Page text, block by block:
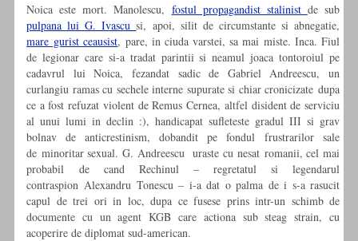
Noica este mort. Manolescu, fostul propagandist stalinist de sub
pulpana lui G. Ivascusi, apoi, silit de circumstante si abnegatie,
mare gurist ceausist, pare, in ciuda varstei, sa mai miste. Inca. Fiul
de legionar care si-a tradat parintii si neamul joaca tontoroiul pe
cadavrul lui Noica, fezandat sadic de Gabriel Andreescu, un
curlangiu ramas cu sechele interne supurate si chiar cronicizate dupa
ce a fost refuzat violent de Remus Cernea, altfel disident de serviciu
al unui lumi in declin :), handicapat sufleteste gradul III si grav
bolnav de anticrestinism, dobandit pe fondul frustrarilor sale
de minoritar sexual. G. Andreescu uraste cu nesat romanii, cel mai
probabil de cand Rechinul – regretatul si legendarul
contraspion Alexandru Tonescu – i-a dat o palma de i s-a rasucit
capul de trei ori in loc, dupa ce fusese prins intr-un schimb de
documente cu un agent KGB care actiona sub steag strain, cu
acoperire de diplomat sud-american.